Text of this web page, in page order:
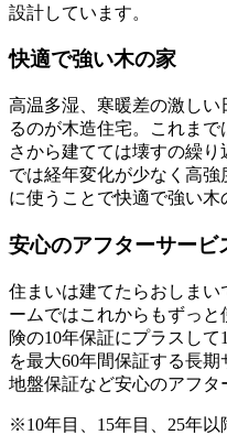
設計しています。
快適で強い木の家
高温多湿、寒暖差の激し
るのが木造住宅。これま
さから建てては壊すの繰
では経年変化が少なく高
に使うことで快適で強い木
安心のアフターサービ
住まいは建てたらおしま
ームではこれからもずっ
険の10年保証にプラスし
を最大60年間保証する長
地盤保証など安心のアフタ
※10年目、15年目、25年